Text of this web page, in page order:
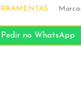
Marca:
Pedir no WhatsApp